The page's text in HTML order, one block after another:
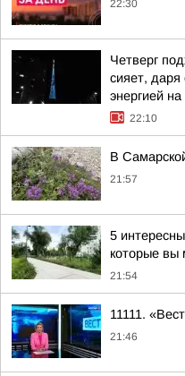
22:30
Четверг
сияет, даря
энергией на
22:10
В
21:57
5
которые вы
21:54
11111.
21:46